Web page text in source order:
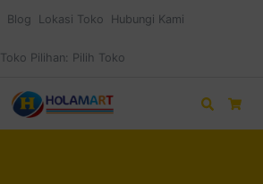
Blog Lokasi Toko Hubungi Kami
Toko Pilihan: Pilih Toko
Search